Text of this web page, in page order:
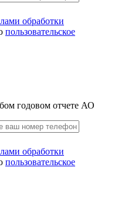
обработки
пользовательское
годовом отчете АО
обработки
пользовательское